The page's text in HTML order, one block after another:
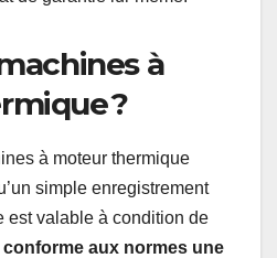
à
?
à moteur thermique
simple enregistrement
est valable à condition de
aux normes une